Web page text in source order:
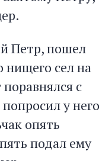
Петр, пошел
нищего сел на
с
у него
опять
подал ему